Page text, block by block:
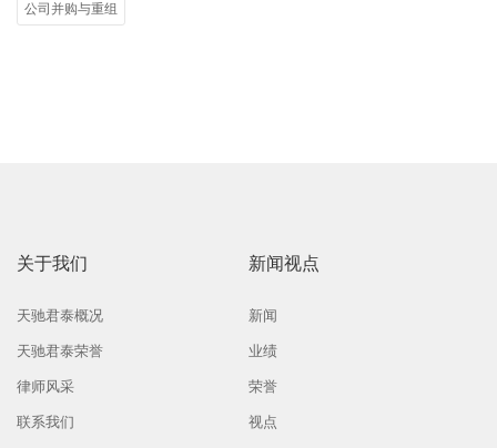
公司并购与重组
关于我们
天驰君泰概况
天驰君泰荣誉
律师风采
联系我们
新闻视点
新闻
业绩
荣誉
视点